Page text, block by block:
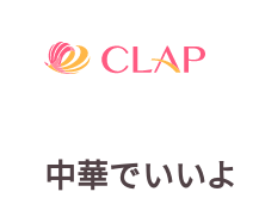
中華でいいよ